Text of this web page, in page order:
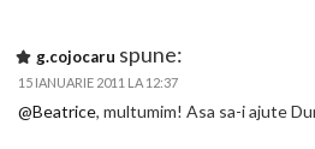
g.cojocaru spune:
15 IANUARIE 2011 LA 12:37
@Beatrice, multumim! Asa sa-i ajute